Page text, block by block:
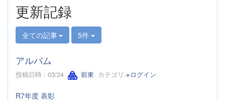
更新記録
全ての記事 5件
アルバム
投稿日時 : 03/24 前東 カテゴリ:※ログイン
R7年度 表彰